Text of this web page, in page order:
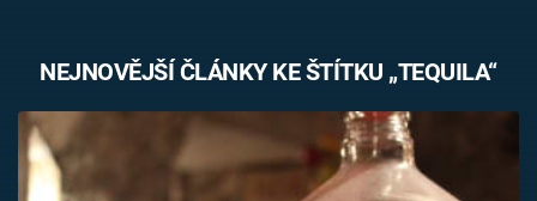
Témata
Témata
NEJNOVĚJŠÍ ČLÁNKY KE ŠTÍTKU „TEQUILA“